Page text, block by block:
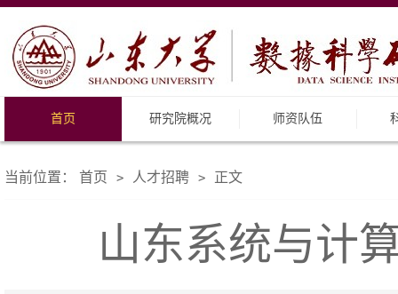
首页 研究院概况 师资队伍
当前位置： 首页 > 人才招聘 > 正文
山东系统与计